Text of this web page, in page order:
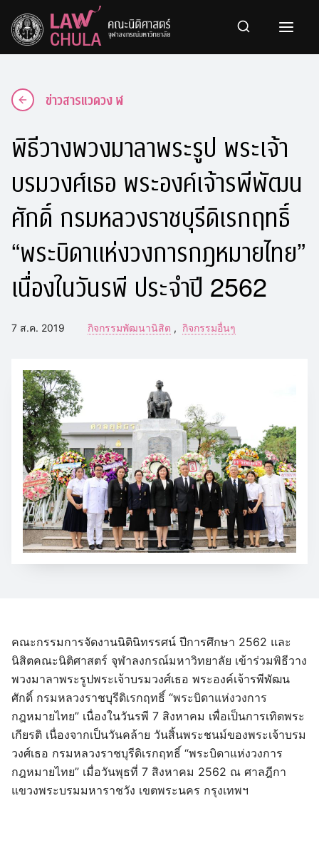
content
ข่าวสารแวดวง ฬ
พิธีวางพวงมาลาพระรูป พระเจ้า
บรมวงศ์เธอ พระองค์เจ้ารพีพัฒน
ศักดิ์ กรมหลวงราชบุรีดิเรกฤทธิ์
“พระบิดาแห่งวงการกฎหมายไทย”
เนื่องในวันรพี ประจำปี 2562
7 ส.ค. 2019 กิจกรรมพัฒนานิสิต กิจกรรมอื่นๆ
คณะกรรมการจัดงานนิตินิทรรศน์ ปีการศึกษา 2562 และ
นิสิตคณะนิติศาสตร์ จุฬาลงกรณ์มหาวิทยาลัย เข้าร่วมพิธีวาง
พวงมาลาพระรูปพระเจ้าบรมวงศ์เธอ พระองค์เจ้ารพีพัฒน
ศักดิ์ กรมหลวงราชบุรีดิเรกฤทธิ์ “พระบิดาแห่งวงการ
กฎหมายไทย” เนื่องในวันรพี 7 สิงหาคม เพื่อเป็นการเทิดพระ
เกียรติ เนื่องจากเป็นวันคล้าย วันสิ้นพระชนม์ของพระเจ้าบรม
วงศ์เธอ กรมหลวงราชบุรีดิเรกฤทธิ์ “พระบิดาแห่งวงการ
กฎหมายไทย” เมื่อวันพุธที่ 7 สิงหาคม 2562 ณ ศาลฎีกา
แขวงพระบรมมหาราชวัง เขตพระนคร กรุงเทพฯ